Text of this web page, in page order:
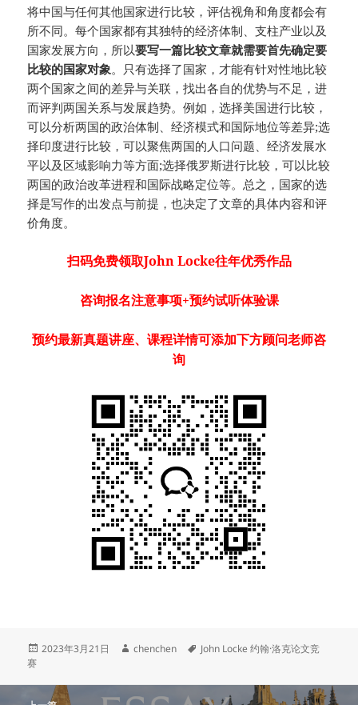
将中国与任何其他国家进行比较，评估视角和角度都会有
所不同。每个国家都有其独特的经济体制、支柱产业以及
国家发展方向，所以要写一篇比较文章就需要首先确定要
比较的国家对象。只有选择了国家，才能有针对性地比较
两个国家之间的差异与关联，找出各自的优势与不足，进
而评判两国关系与发展趋势。例如，选择美国进行比较，
可以分析两国的政治体制、经济模式和国际地位等差异;选
择印度进行比较，可以聚焦两国的人口问题、经济发展水
平以及区域影响力等方面;选择俄罗斯进行比较，可以比较
两国的政治改革进程和国际战略定位等。总之，国家的选
择是写作的出发点与前提，也决定了文章的具体内容和评
价角度。
扫码免费领取John Locke往年优秀作品
咨询报名注意事项+预约试听体验课
预约最新真题讲座、课程详情可添加下方顾问老师咨
询
发
2023年3月21日
作
chenchen
标
John Locke 约翰·洛克论文竞
赛